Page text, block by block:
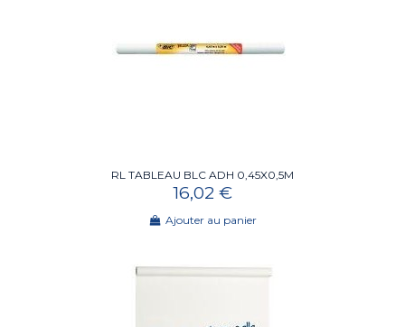
RL TABLEAU BLC ADH 0,45X0,5M
16,02 €
Ajouter au panier